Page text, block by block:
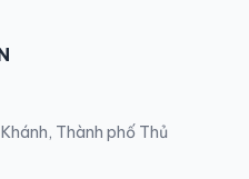
Thành phố Thủ